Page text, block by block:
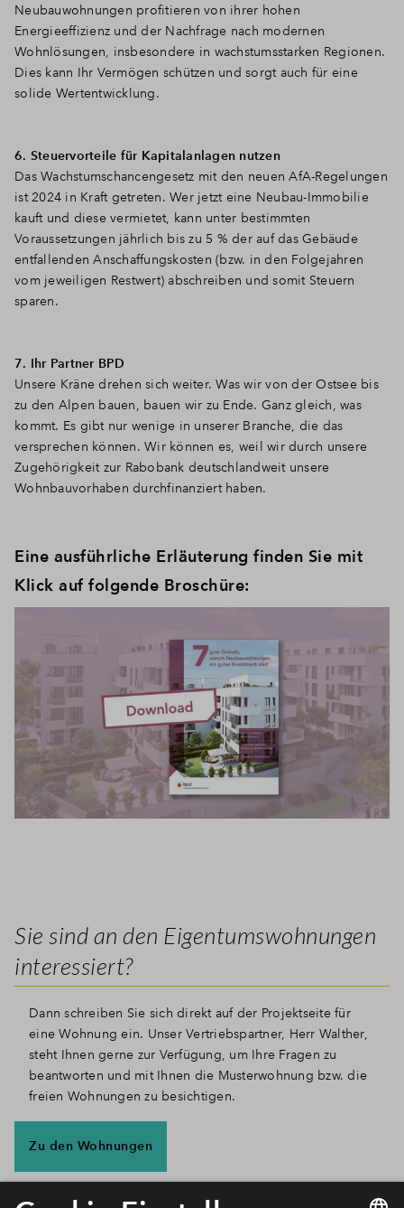
Neubauwohnungen profitieren von ihrer hohen
Energieeffizienz und der Nachfrage nach modernen
Wohnlösungen, insbesondere in wachstumsstarken Regionen.
Dies kann Ihr Vermögen schützen und sorgt auch für eine
solide Wertentwicklung.
6. Steuervorteile für Kapitalanlagen nutzen
Das Wachstumschancengesetz mit den neuen AfA-Regelungen
ist 2024 in Kraft getreten. Wer jetzt eine Neubau-Immobilie
kauft und diese vermietet, kann unter bestimmten
Voraussetzungen jährlich bis zu 5 % der auf das Gebäude
entfallenden Anschaffungskosten (bzw. in den Folgejahren
vom jeweiligen Restwert) abschreiben und somit Steuern
sparen.
7. Ihr Partner BPD
Unsere Kräne drehen sich weiter. Was wir von der Ostsee bis
zu den Alpen bauen, bauen wir zu Ende. Ganz gleich, was
kommt. Es gibt nur wenige in unserer Branche, die das
versprechen können. Wir können es, weil wir durch unsere
Zugehörigkeit zur Rabobank deutschlandweit unsere
Wohnbauvorhaben durchfinanziert haben.
Eine ausführliche Erläuterung finden Sie mit
Klick auf folgende Broschüre:
Sie sind an den Eigentumswohnungen
interessiert?
Dann schreiben Sie sich direkt auf der Projektseite für
eine Wohnung ein. Unser Vertriebspartner, Herr Walther,
steht Ihnen gerne zur Verfügung, um Ihre Fragen zu
beantworten und mit Ihnen die Musterwohnung bzw. die
freien Wohnungen zu besichtigen.
Zu den Wohnungen